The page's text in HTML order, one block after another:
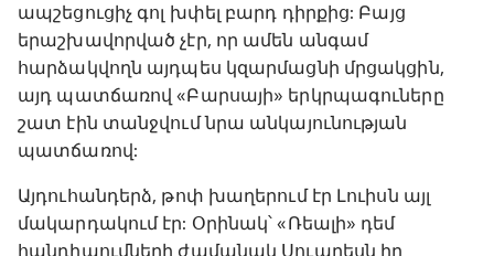
ապշեցուցիչ գոլ խփել բարդ դիրքից: Բայց
երաշխավորված չէր, որ ամեն անգամ
հարձակվողն այդպես կզարմացնի մրցակցին,
այդ պատճառով «Բարսայի» երկրպագուները
շատ էին տանջվում նրա անկայունության
պատճառով:
Այդուհանդերձ, թոփ խաղերում էր Լուիսն այլ
մակարդակում էր: Օրինակ՝ «Ռեալի» դեմ
հանդիպումների ժամանակ Սուարեսն իր